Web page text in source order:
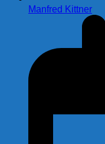
Manfred Kittner